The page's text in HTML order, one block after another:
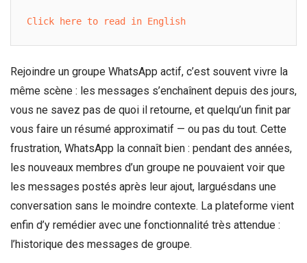
Click here to read in English
Rejoindre un groupe WhatsApp actif, c’est souvent vivre la
même scène : les messages s’enchaînent depuis des jours,
vous ne savez pas de quoi il retourne, et quelqu’un finit par
vous faire un résumé approximatif — ou pas du tout. Cette
frustration, WhatsApp la connaît bien : pendant des années,
les nouveaux membres d’un groupe ne pouvaient voir que
les messages postés après leur ajout, larguésdans une
conversation sans le moindre contexte. La plateforme vient
enfin d’y remédier avec une fonctionnalité très attendue :
l’historique des messages de groupe.